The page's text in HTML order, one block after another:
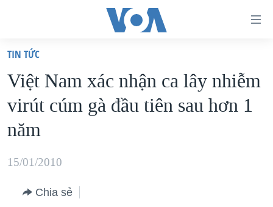
truy
cập
Tới
nội
chính
VIỆT NAM
HOA KỲ
BIỂN ĐÔNG
THẾ GIỚI
DIỄN ĐÀN
TIN TỨC
Việt Nam xác nhận ca lây nhiễm
virút cúm gà đầu tiên sau hơn 1
năm
15/01/2010
Chia sẻ